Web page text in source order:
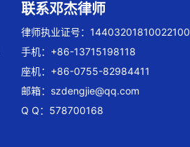
联系邓杰律师
律师执业证号：14403201810022100
手机：+86-13715198118
座机：+86-0755-82984411
邮箱： szdengjie@qq.com
Q Q：578700168